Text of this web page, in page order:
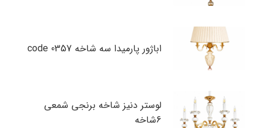
اباژور پارمیدا سه شاخه code 0357
لوستر دنیز شاخه برنجی شمعی
6شاخه